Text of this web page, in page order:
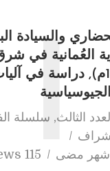
والسيادة
العُمانية في
(1806-1964م), دراسة في
الثالث, سلسلة
115 viewsا